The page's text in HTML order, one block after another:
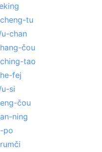
tu
chan
čou
tao
fej
si
čou
ning
po